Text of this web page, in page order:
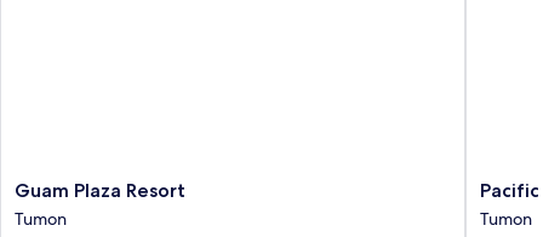
Guam
Plaza
Resort
Guam Plaza Resort
Tumon
Pacific
Islands
Club
Tumon